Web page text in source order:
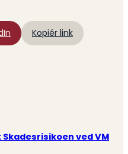
Kopiér link
ved VM